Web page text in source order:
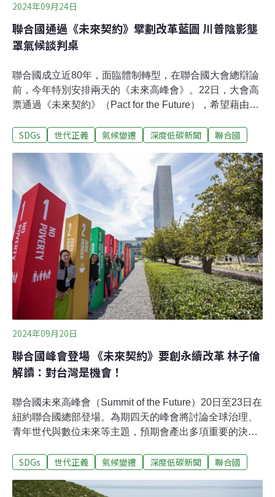
2024年09月24日
聯合國通過《未來契約》擘劃改革藍圖 川普陰影壟
罩氣候談判桌
聯合國成立近80年，面臨體制轉型，在聯合國大會總辯論
前，今年特別安排兩天的《未來高峰會》。22日，大會高
票通過《未來契約》（Pact for the Future），希望藉由深
應未來世代挑戰的能力。大會場外，紐約氣候週活動同步
淘汰化石燃料。今年適逢美國大選，共和黨川普（Donald
Trump）揚言當選的話將啟動化石燃料增產、退出巴黎氣
候協定，讓抗暖化行動增添陰影。訴求改革 因應未來世代
挑戰《未來契約》包括56項行動，涵蓋氣候變遷、和平安
全、數位合作、青年及未來世代等，為聯合國體系轉型擘
畫藍圖，以迎向日益複雜、動盪的國際局勢。秘書長古特
瑞斯（Antonio Guterres）指出，「我們無法用祖父母創建
的體系去為子孫建構未來」。在和平與安全部分，聯合國
計畫提高安理會的有效性和代表性，優先解
SDGs 世代正義 氣候變遷 深度低碳新聞 聯合國
2024年09月20日
聯合國峰會登場 《未來契約》要創永續改革 林子倫
解讀：對台灣是機會！
聯合國未來高峰會（Summit of the Future）20日至23日在
紐約聯合國總部登場。為期四天的峰會將討論全球治理、
青年世代與數位未來等主題，預期會產出多項重要的決
鍵時刻，不僅是討論出新的治理體系，建立永續對話與未
合國體系。未來高峰會登場 三大決議要「革新」聯合國全
SDGs 世代正義 氣候變遷 深度低碳新聞 聯合國